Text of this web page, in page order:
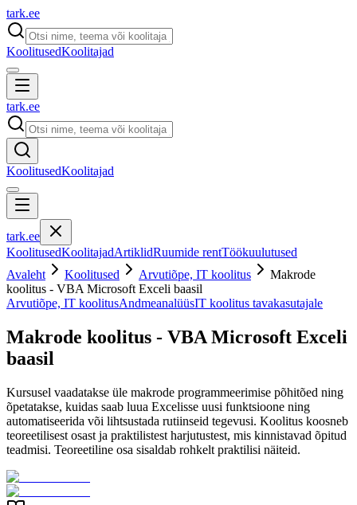
tark.ee
KoolitusedKoolitajad
tark.ee
KoolitusedKoolitajad
tark.ee
KoolitusedKoolitajadArtiklidRuumide rentTöökuulutused
Avaleht
Koolitused Arvutiõpe, IT koolitus
Makrode
koolitus - VBA Microsoft Exceli baasil
Arvutiõpe, IT koolitusAndmeanalüüsIT koolitus tavakasutajale
Makrode koolitus - VBA Microsoft Exceli
baasil
Kursusel vaadatakse üle makrode programmeerimise põhitõed ning
õpetatakse, kuidas saab luua Excelisse uusi funktsioone ning
automatiseerida või lihtsustada rutiinseid tegevusi. Koolitus koosneb
teoreetilisest osast ja praktilistest harjutustest, mis kinnistavad õpitud
teadmisi. Teoreetiline osa sisaldab rohkelt praktilisi näiteid.